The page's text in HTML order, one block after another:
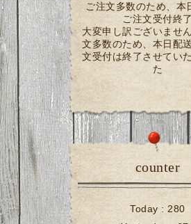
ご注文多数のため、本
ご注文受付終了
大変申し訳ございませ
文多数のため、本日配
文受付は終了させてい
た
counter
Today :280